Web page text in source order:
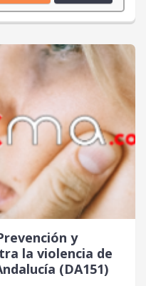
y
la violencia de
(DA151)